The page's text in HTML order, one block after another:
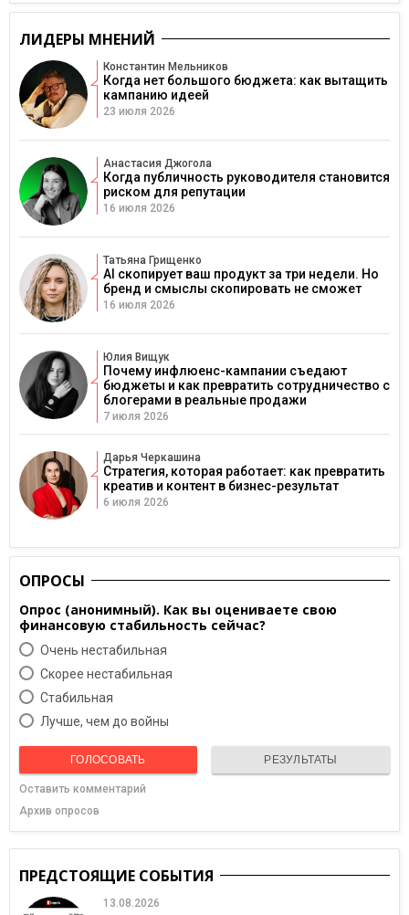
ЛИДЕРЫ МНЕНИЙ
Константин Мельников
Когда нет большого бюджета: как вытащить
кампанию идеей
23 июля 2026
Анастасия Джогола
Когда публичность руководителя становится
риском для репутации
16 июля 2026
Татьяна Грищенко
AI скопирует ваш продукт за три недели. Но
бренд и смыслы скопировать не сможет
16 июля 2026
Юлия Вищук
Почему инфлюенс-кампании съедают
бюджеты и как превратить сотрудничество с
блогерами в реальные продажи
7 июля 2026
Дарья Черкашина
Стратегия, которая работает: как превратить
креатив и контент в бизнес-результат
6 июля 2026
ОПРОСЫ
Опрос (анонимный). Как вы оцениваете свою
финансовую стабильность сейчас?
Очень нестабильная
Скорее нестабильная
Cтабильная
Лучше, чем до войны
ГОЛОСОВАТЬ РЕЗУЛЬТАТЫ
Оставить комментарий
Архив опросов
ПРЕДСТОЯЩИЕ СОБЫТИЯ
13.08.2026